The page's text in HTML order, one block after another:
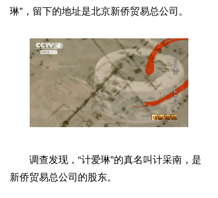
琳”，留下的地址是北京新侨贸易总公司。
调查发现，“计爱琳”的真名叫计采南，是
新侨贸易总公司的股东。